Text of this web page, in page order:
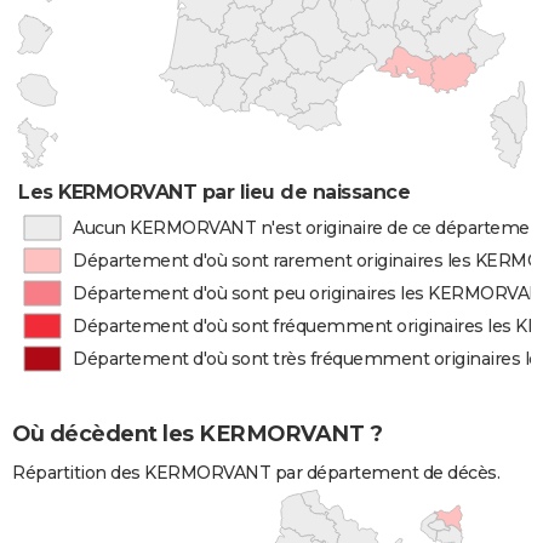
Les KERMORVANT par lieu de naissance
Aucun KERMORVANT n'est originaire de ce
Département d'où sont rarement originaires les
Département d'où sont peu originaires les
Département d'où sont fréquemment originaires les
Département d'où sont très fréquemment originaires
Où décèdent les KERMORVANT ?
Répartition des KERMORVANT par département de décès.